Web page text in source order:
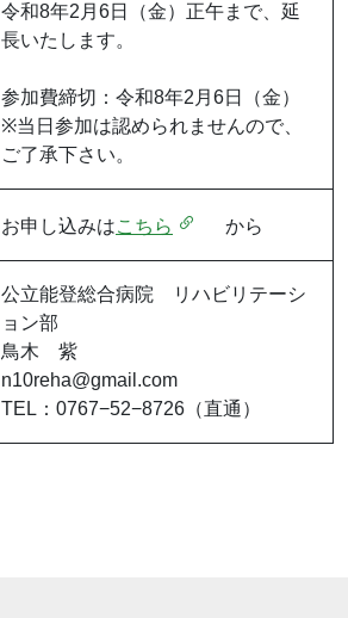
令和8年2月6日（金）正午まで、延
長いたします。
参加費締切：令和8年2月6日（金）
※当日参加は認められませんので、
ご了承下さい。
お申し込みはこちら から
公立能登総合病院 リハビリテーシ
ョン部
鳥木 紫
n10reha@gmail.com
TEL：0767−52−8726（直通）